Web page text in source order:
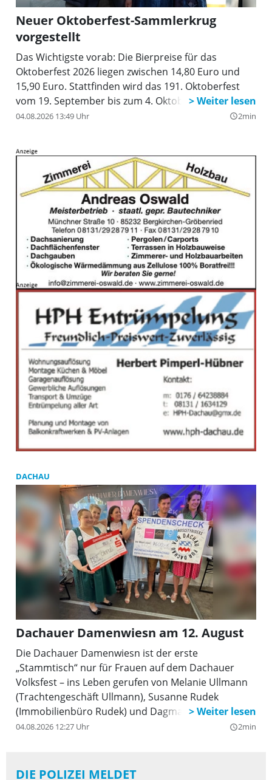
Neuer Oktoberfest-Sammlerkrug
vorgestellt
Das Wichtigste vorab: Die Bierpreise für das
Oktoberfest 2026 liegen zwischen 14,80 Euro und
15,90 Euro. Stattfinden wird das 191. Oktoberfest
vom 19. September bis zum 4. Oktober.
04.08.2026 13:49 Uhr query_builder2min
DACHAU
Dachauer Damenwiesn am 12. August
Die Dachauer Damenwiesn ist der erste
„Stammtisch“ nur für Frauen auf dem Dachauer
Volksfest – ins Leben gerufen von Melanie Ullmann
(Trachtengeschäft Ullmann), Susanne Rudek
(Immobilienbüro Rudek) und Dagmar Markus
(Parfümerie Vesna). Die Dachauer Damenwiesn
Treppe )bereits zum dritten Mal statt und richtet
04.08.2026 12:27 Uhr query_builder2min
DIE POLIZEI MELDET